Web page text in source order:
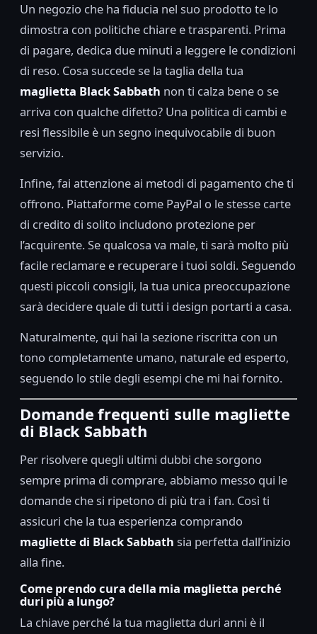
Un negozio che ha fiducia nel suo prodotto te lo
dimostra con politiche chiare e trasparenti. Prima
di pagare, dedica due minuti a leggere le condizioni
di reso. Cosa succede se la taglia della tua
maglietta Black Sabbath non ti calza bene o se
arriva con qualche difetto? Una politica di cambi e
resi flessibile è un segno inequivocabile di buon
servizio.
Infine, fai attenzione ai metodi di pagamento che ti
offrono. Piattaforme come PayPal o le stesse carte
di credito di solito includono protezione per
l’acquirente. Se qualcosa va male, ti sarà molto più
facile reclamare e recuperare i tuoi soldi. Seguendo
questi piccoli consigli, la tua unica preoccupazione
sarà decidere quale di tutti i design portarti a casa.
Naturalmente, qui hai la sezione riscritta con un
tono completamente umano, naturale ed esperto,
seguendo lo stile degli esempi che mi hai fornito.
Domande frequenti sulle magliette
di Black Sabbath
Per risolvere quegli ultimi dubbi che sorgono
sempre prima di comprare, abbiamo messo qui le
domande che si ripetono di più tra i fan. Così ti
assicuri che la tua esperienza comprando
magliette di Black Sabbath sia perfetta dall’inizio
alla fine.
Come prendo cura della mia maglietta perché
duri più a lungo?
La chiave perché la tua maglietta duri anni è il